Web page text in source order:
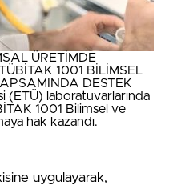
ÜRETİMDE
1001 BİLİMSEL
DESTEK
laboratuvarlarında
1001 Bilimsel ve
hak kazandı.
uygulayarak,